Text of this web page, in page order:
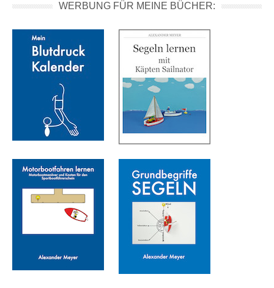
WERBUNG FÜR MEINE BÜCHER: